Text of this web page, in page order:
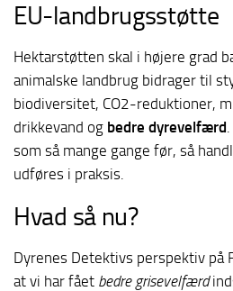
EU-landbrugsstøtte
Hektarstøtten skal i højere grad
animalske landbrug bidrager til
biodiversitet, CO2-reduktioner,
drikkevand og bedre dyrevelfærd
som så mange gange før, så
udføres i praksis.
Hvad så nu?
Dyrenes Detektivs perspektiv på
at vi har fået bedre grisevelfærd